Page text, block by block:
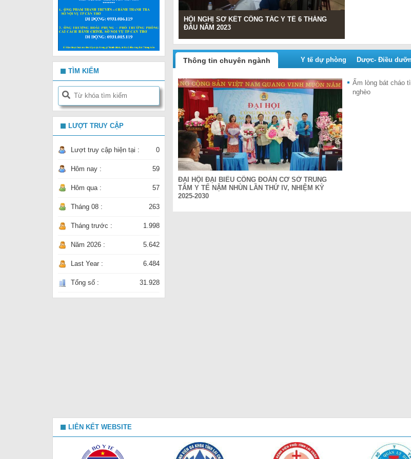
TÌM KIẾM
LƯỢT TRUY CẬP
Lượt truy cập hiện tại : 0
Hôm nay : 59
Hôm qua : 57
Tháng 08 : 263
Tháng trước : 1.998
Năm 2026 : 5.642
Last Year : 6.484
Tổng số : 31.928
HỘI NGHỊ SƠ KẾT CÔNG TÁC Y TẾ 6 THÁNG
ĐẦU NĂM 2023
Thông tin chuyên ngành Y tế dự phòng Dược- Điều
ĐẠI HỘI ĐẠI BIỂU CÔNG ĐOÀN CƠ SỞ TRUNG
TÂM Y TẾ NẬM NHÙN LẦN THỨ IV, NHIỆM KỲ
2025-2030
Ấm lòng bát cháo
nghèo
LIÊN KẾT WEBSITE